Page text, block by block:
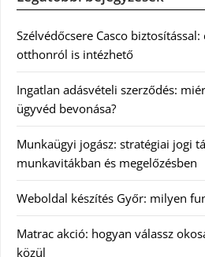
Szélvédőcsere Casco
otthonról is intézhető
Ingatlan adásvételi szerződés:
ügyvéd bevonása?
Munkaügyi jogász: stratégiai jogi
munkavitákban és megelőzésben
Weboldal készítés Győr: milyen
Matrac akció: hogyan válassz
közül